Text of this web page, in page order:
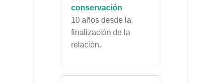
conservación
10 años desde la
finalización de la
relación.